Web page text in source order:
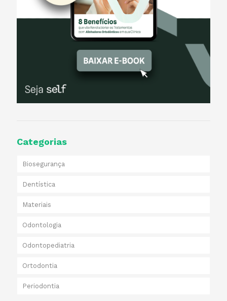
Categorias
Biosegurança
Dentística
Materiais
Odontologia
Odontopediatria
Ortodontia
Periodontia